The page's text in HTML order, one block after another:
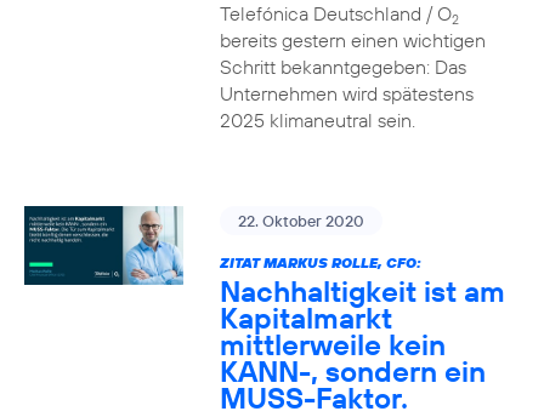
Telefónica Deutschland / O2
bereits gestern einen wichtigen
Schritt bekanntgegeben: Das
Unternehmen wird spätestens
2025 klimaneutral sein.
22. Oktober 2020
ZITAT MARKUS ROLLE, CFO:
Nachhaltigkeit ist am
Kapitalmarkt
mittlerweile kein
KANN-, sondern ein
MUSS-Faktor.